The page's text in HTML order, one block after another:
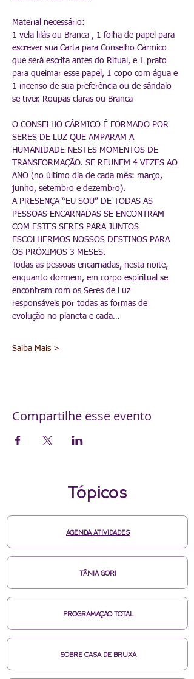
Material necessário:
1 vela lilás ou Branca , 1 folha de papel para
escrever sua Carta para Conselho Cármico
que será escrita antes do Ritual, e 1 prato
para queimar esse papel, 1 copo com água e
1 incenso de sua preferência ou de sândalo
se tiver. Roupas claras ou Branca
O CONSELHO CÁRMICO É FORMADO POR
SERES DE LUZ QUE AMPARAM A
HUMANIDADE NESTES MOMENTOS DE
TRANSFORMAÇÃO. SE REUNEM 4 VEZES AO
ANO (no último dia de cada mês: março,
junho, setembro e dezembro).
A PRESENÇA “EU SOU” DE TODAS AS
PESSOAS ENCARNADAS SE ENCONTRAM
COM ESTES SERES PARA JUNTOS
ESCOLHERMOS NOSSOS DESTINOS PARA
OS PRÓXIMOS 3 MESES.
Todas as pessoas encarnadas, nesta noite,
enquanto dormem, em corpo espiritual se
encontram com os Seres de Luz
responsáveis por todas as formas de
evolução no planeta e cada…
Saiba Mais >
Compartilhe esse evento
Tópicos
AGENDA ATIVIDADES
TÂNIA GORI
PROGRAMAÇAO TOTAL
SOBRE CASA DE BRUXA